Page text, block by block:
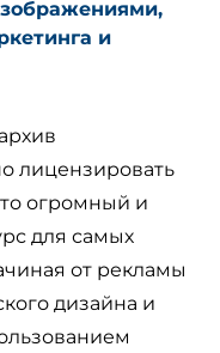
и
лицензировать
огромный и
для самых
от рекламы
дизайна и